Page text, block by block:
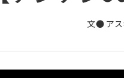
文● アス